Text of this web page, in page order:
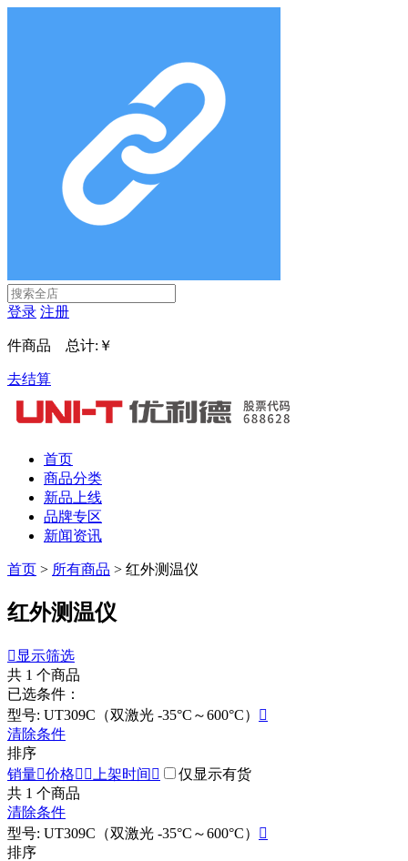
登录 注册
件商品 总计: ￥
去结算
首页
商品分类
新品上线
品牌专区
新闻资讯
首页 > 所有商品 > 红外测温仪
红外测温仪
 显示筛选
共 1 个商品
已选条件：
型号: UT309C（双激光 -35°C～600°C）

清除条件
排序
销量价格  上架时间 
仅显示有货
共 1 个商品
清除条件
型号: UT309C（双激光 -35°C～600°C）

排序